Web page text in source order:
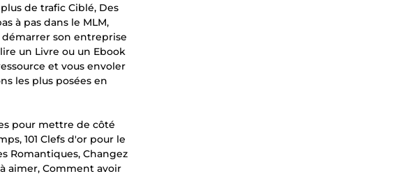
de trafic Ciblé, Des
à pas dans le MLM,
son entreprise
un Livre ou un Ebook
et vous envoler
les plus posées en
pour mettre de côté
101 Clefs d'or pour le
Romantiques, Changez
aimer, Comment avoir